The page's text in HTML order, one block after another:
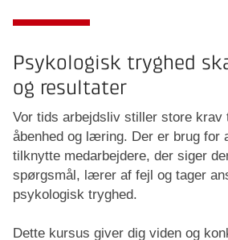
Psykologisk tryghed
og resultater
Vor tids arbejdsliv stiller store krav
åbenhed og læring. Der er brug
tilknytte medarbejdere, der siger
spørgsmål, lærer af fejl og tager
psykologisk tryghed.
Dette kursus giver dig viden og